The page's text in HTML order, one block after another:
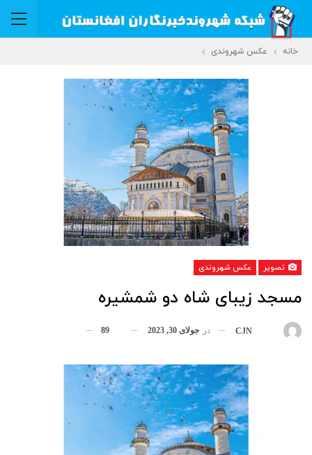
خانه عکس شهروندی
تصویر عکس شهروندی
‏⁧‫مسجد‬⁩ زیبای شاه دو شمشیره
CJN در جولای 30, 2023 89